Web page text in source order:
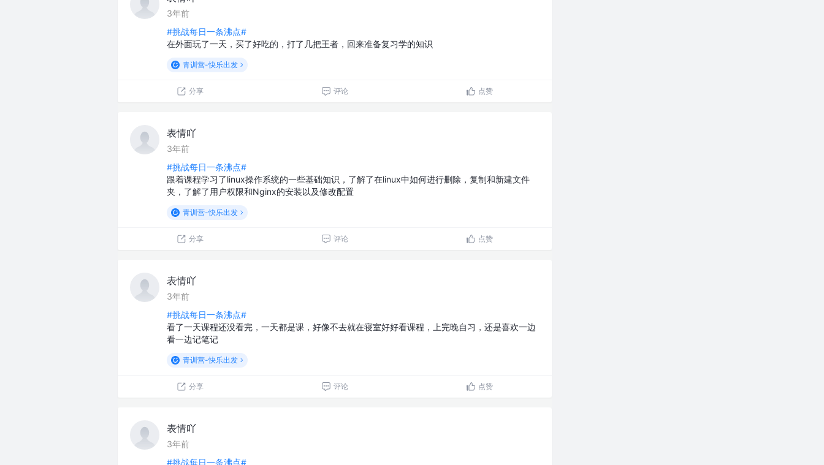
3年前
#挑战每日一条沸点#
在外面玩了一天，买了好吃的，打了几把王者，回来准备复习学的知识
青训营-快乐出发
分享 评论 点赞
表情吖
3年前
#挑战每日一条沸点#
跟着课程学习了linux操作系统的一些基础知识，了解了在linux中如何进行删除，复制和新建文件
夹，了解了用户权限和Nginx的安装以及修改配置
青训营-快乐出发
分享 评论 点赞
表情吖
3年前
#挑战每日一条沸点#
看了一天课程还没看完，一天都是课，好像不去就在寝室好好看课程，上完晚自习，还是喜欢一边
看一边记笔记
青训营-快乐出发
分享 评论 点赞
表情吖
3年前
#挑战每日一条沸点#